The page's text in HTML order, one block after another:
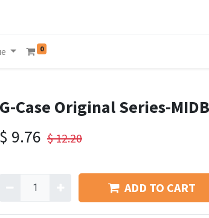
0
G-Case Original Series-
$ 9.76 $12.20
ADD TO CART